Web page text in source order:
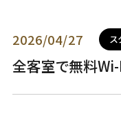
2026/04/27 ス
全客室で無料Wi-